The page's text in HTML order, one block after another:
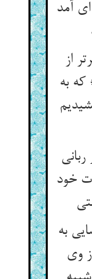
آمد
از
به
خود
به
وی